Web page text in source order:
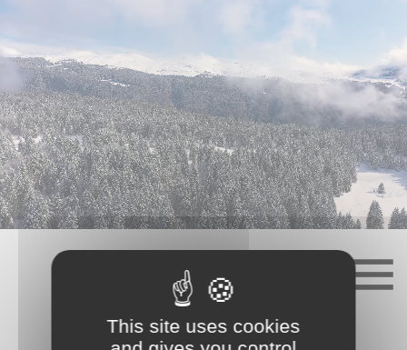
content
This site uses cookies